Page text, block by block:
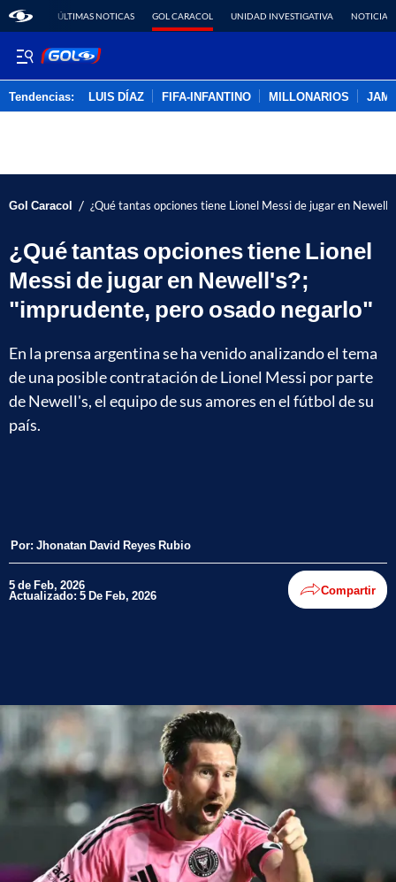
ÚLTIMAS NOTICAS GOL CARACOL UNIDAD INVESTIGATIVA NOTICIAS
Tendencias: LUIS DÍAZ FIFA-INFANTINO MILLONARIOS
Gol Caracol / ¿Qué tantas opciones tiene Lionel Messi de jugar en
¿Qué tantas opciones tiene Lionel
Messi de jugar en Newell's?;
"imprudente, pero osado negarlo"
En la prensa argentina se ha venido analizando el tema
de una posible contratación de Lionel Messi por parte
de Newell's, el equipo de sus amores en el fútbol de su
país.
Por: Jhonatan David Reyes Rubio
5 de Feb, 2026
Actualizado: 5 De Feb, 2026 Compartir